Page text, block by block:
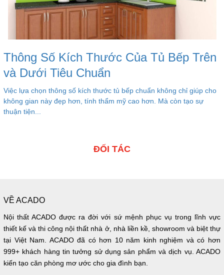
Thông Số Kích Thước Của Tủ Bếp Trên
và Dưới Tiêu Chuẩn
Việc lựa chọn thông số kích thước tủ bếp chuẩn không chỉ giúp cho
không gian này đẹp hơn, tính thẩm mỹ cao hơn. Mà còn tạo sự
thuận tiện...
ĐỐI TÁC
VỀ ACADO
Nội thất ACADO được ra đời với sứ mệnh phục vụ trong lĩnh vực
thiết kế và thi công nội thất nhà ở, nhà liền kề, showroom và biệt thự
tại Việt Nam. ACADO đã có hơn 10 năm kinh nghiệm và có hơn
999+ khách hàng tin tưởng sử dụng sản phẩm và dịch vụ. ACADO
kiến tạo căn phòng mơ ước cho gia đình bạn.